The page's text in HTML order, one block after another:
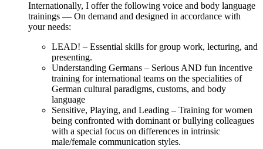
Internationally, I offer the following voice and body language
trainings — On demand and designed in accordance with
your needs:
LEAD! – Essential skills for group work, lecturing, and
presenting.
Understanding Germans – Serious AND fun incentive
training for international teams on the specialities of
German cultural paradigms, customs, and body
language
Sensitive, Playing, and Leading – Training for women
being confronted with dominant or bullying colleagues
with a special focus on differences in intrinsic
male/female communication styles.